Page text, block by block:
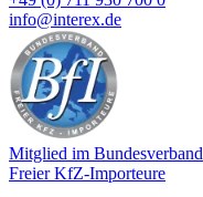
info@interex.de
Mitglied im Bundesverband
Freier KfZ-Importeure